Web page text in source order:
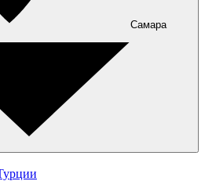
Самара